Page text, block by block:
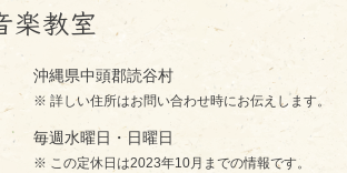
楽教室
沖縄県中頭郡読谷村
詳しい住所はお問い合わせ時にお伝えします。
毎週水曜日・日曜日
この定休日は2023年10月までの情報です。